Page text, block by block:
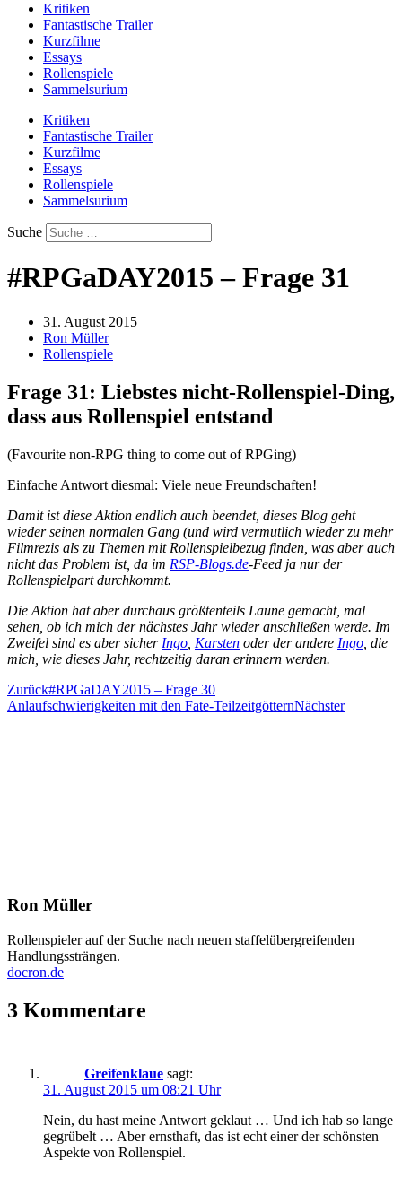
Kritiken
Fantastische Trailer
Kurzfilme
Essays
Rollenspiele
Sammelsurium
Kritiken
Fantastische Trailer
Kurzfilme
Essays
Rollenspiele
Sammelsurium
Suche
#RPGaDAY2015 – Frage 31
31. August 2015
Ron Müller
Rollenspiele
Frage 31: Liebstes nicht-Rollenspiel-Ding,
dass aus Rollenspiel entstand
(Favourite non-RPG thing to come out of RPGing)
Einfache Antwort diesmal: Viele neue Freundschaften!
Damit ist diese Aktion endlich auch beendet, dieses Blog geht
wieder seinen normalen Gang (und wird vermutlich wieder zu mehr
Filmrezis als zu Themen mit Rollenspielbezug finden, was aber auch
nicht das Problem ist, da im RSP-Blogs.de-Feed ja nur der
Rollenspielpart durchkommt.
Die Aktion hat aber durchaus größtenteils Laune gemacht, mal
sehen, ob ich mich der nächstes Jahr wieder anschließen werde. Im
Zweifel sind es aber sicher Ingo Karsten oder der andere Ingo , die
mich, wie dieses Jahr, rechtzeitig daran erinnern werden.
Zurück#RPGaDAY2015 – Frage 30
Anlaufschwierigkeiten mit den Fate-TeilzeitgötternNächster
Ron Müller
Rollenspieler auf der Suche nach neuen staffelübergreifenden
Handlungssträngen.
docron.de
3 Kommentare
Greifenklaue sagt:
31. August 2015 um 08:21 Uhr
Nein, du hast meine Antwort geklaut … Und ich hab so lange
gegrübelt … Aber ernsthaft, das ist echt einer der schönsten
Aspekte von Rollenspiel.